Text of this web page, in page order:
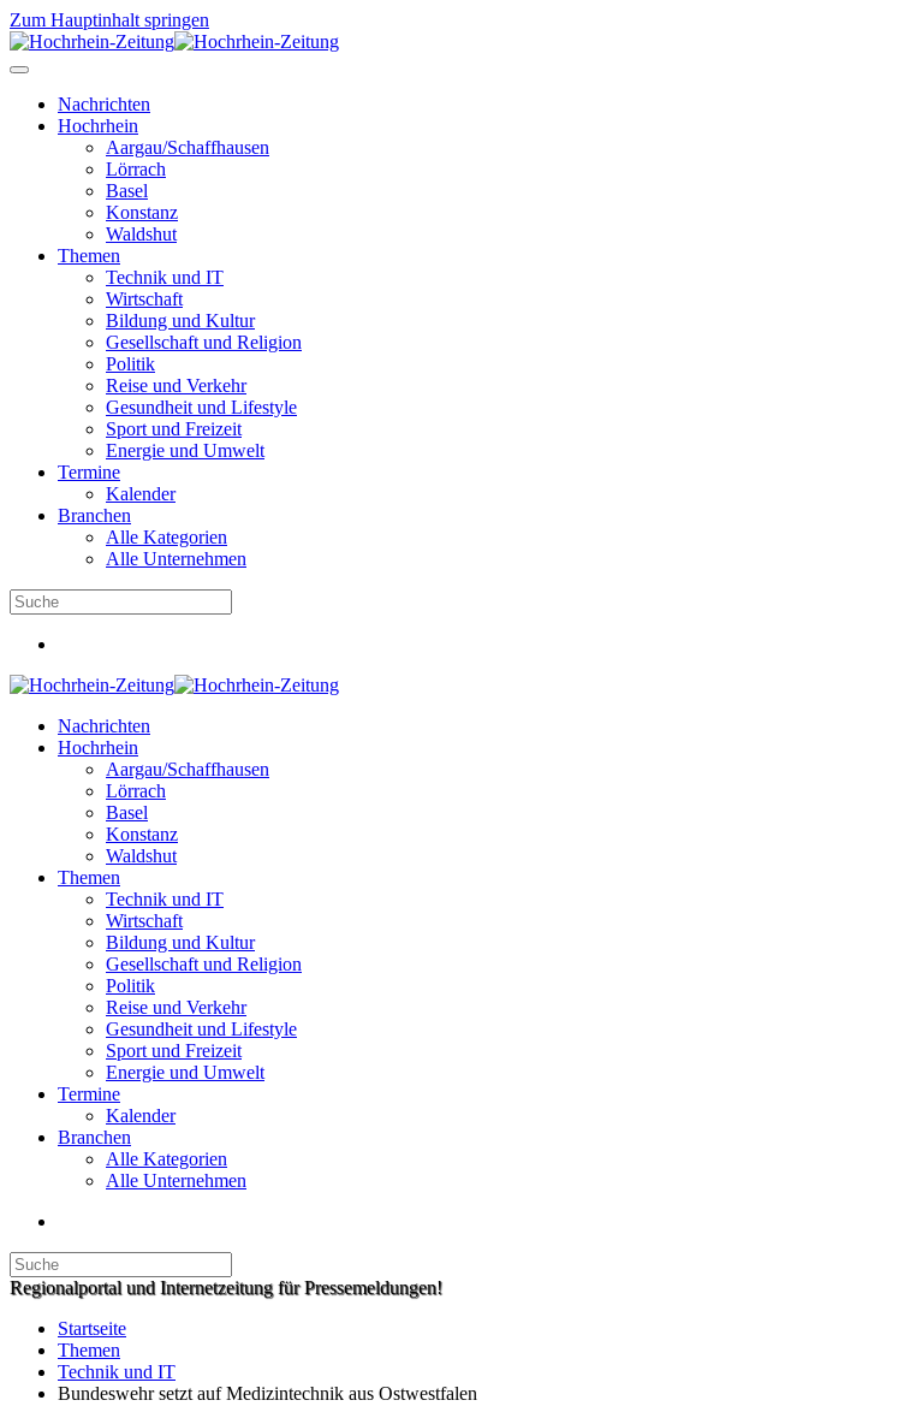
Zum Hauptinhalt springen
Nachrichten
Hochrhein
Aargau/Schaffhausen
Lörrach
Basel
Konstanz
Waldshut
Themen
Technik und IT
Wirtschaft
Bildung und Kultur
Gesellschaft und Religion
Politik
Reise und Verkehr
Gesundheit und Lifestyle
Sport und Freizeit
Energie und Umwelt
Termine
Kalender
Branchen
Alle Kategorien
Alle Unternehmen
Nachrichten
Hochrhein
Aargau/Schaffhausen
Lörrach
Basel
Konstanz
Waldshut
Themen
Technik und IT
Wirtschaft
Bildung und Kultur
Gesellschaft und Religion
Politik
Reise und Verkehr
Gesundheit und Lifestyle
Sport und Freizeit
Energie und Umwelt
Termine
Kalender
Branchen
Alle Kategorien
Alle Unternehmen
Regionalportal und Internetzeitung für Pressemeldungen!
Startseite
Themen
Technik und IT
Bundeswehr setzt auf Medizintechnik aus Ostwestfalen